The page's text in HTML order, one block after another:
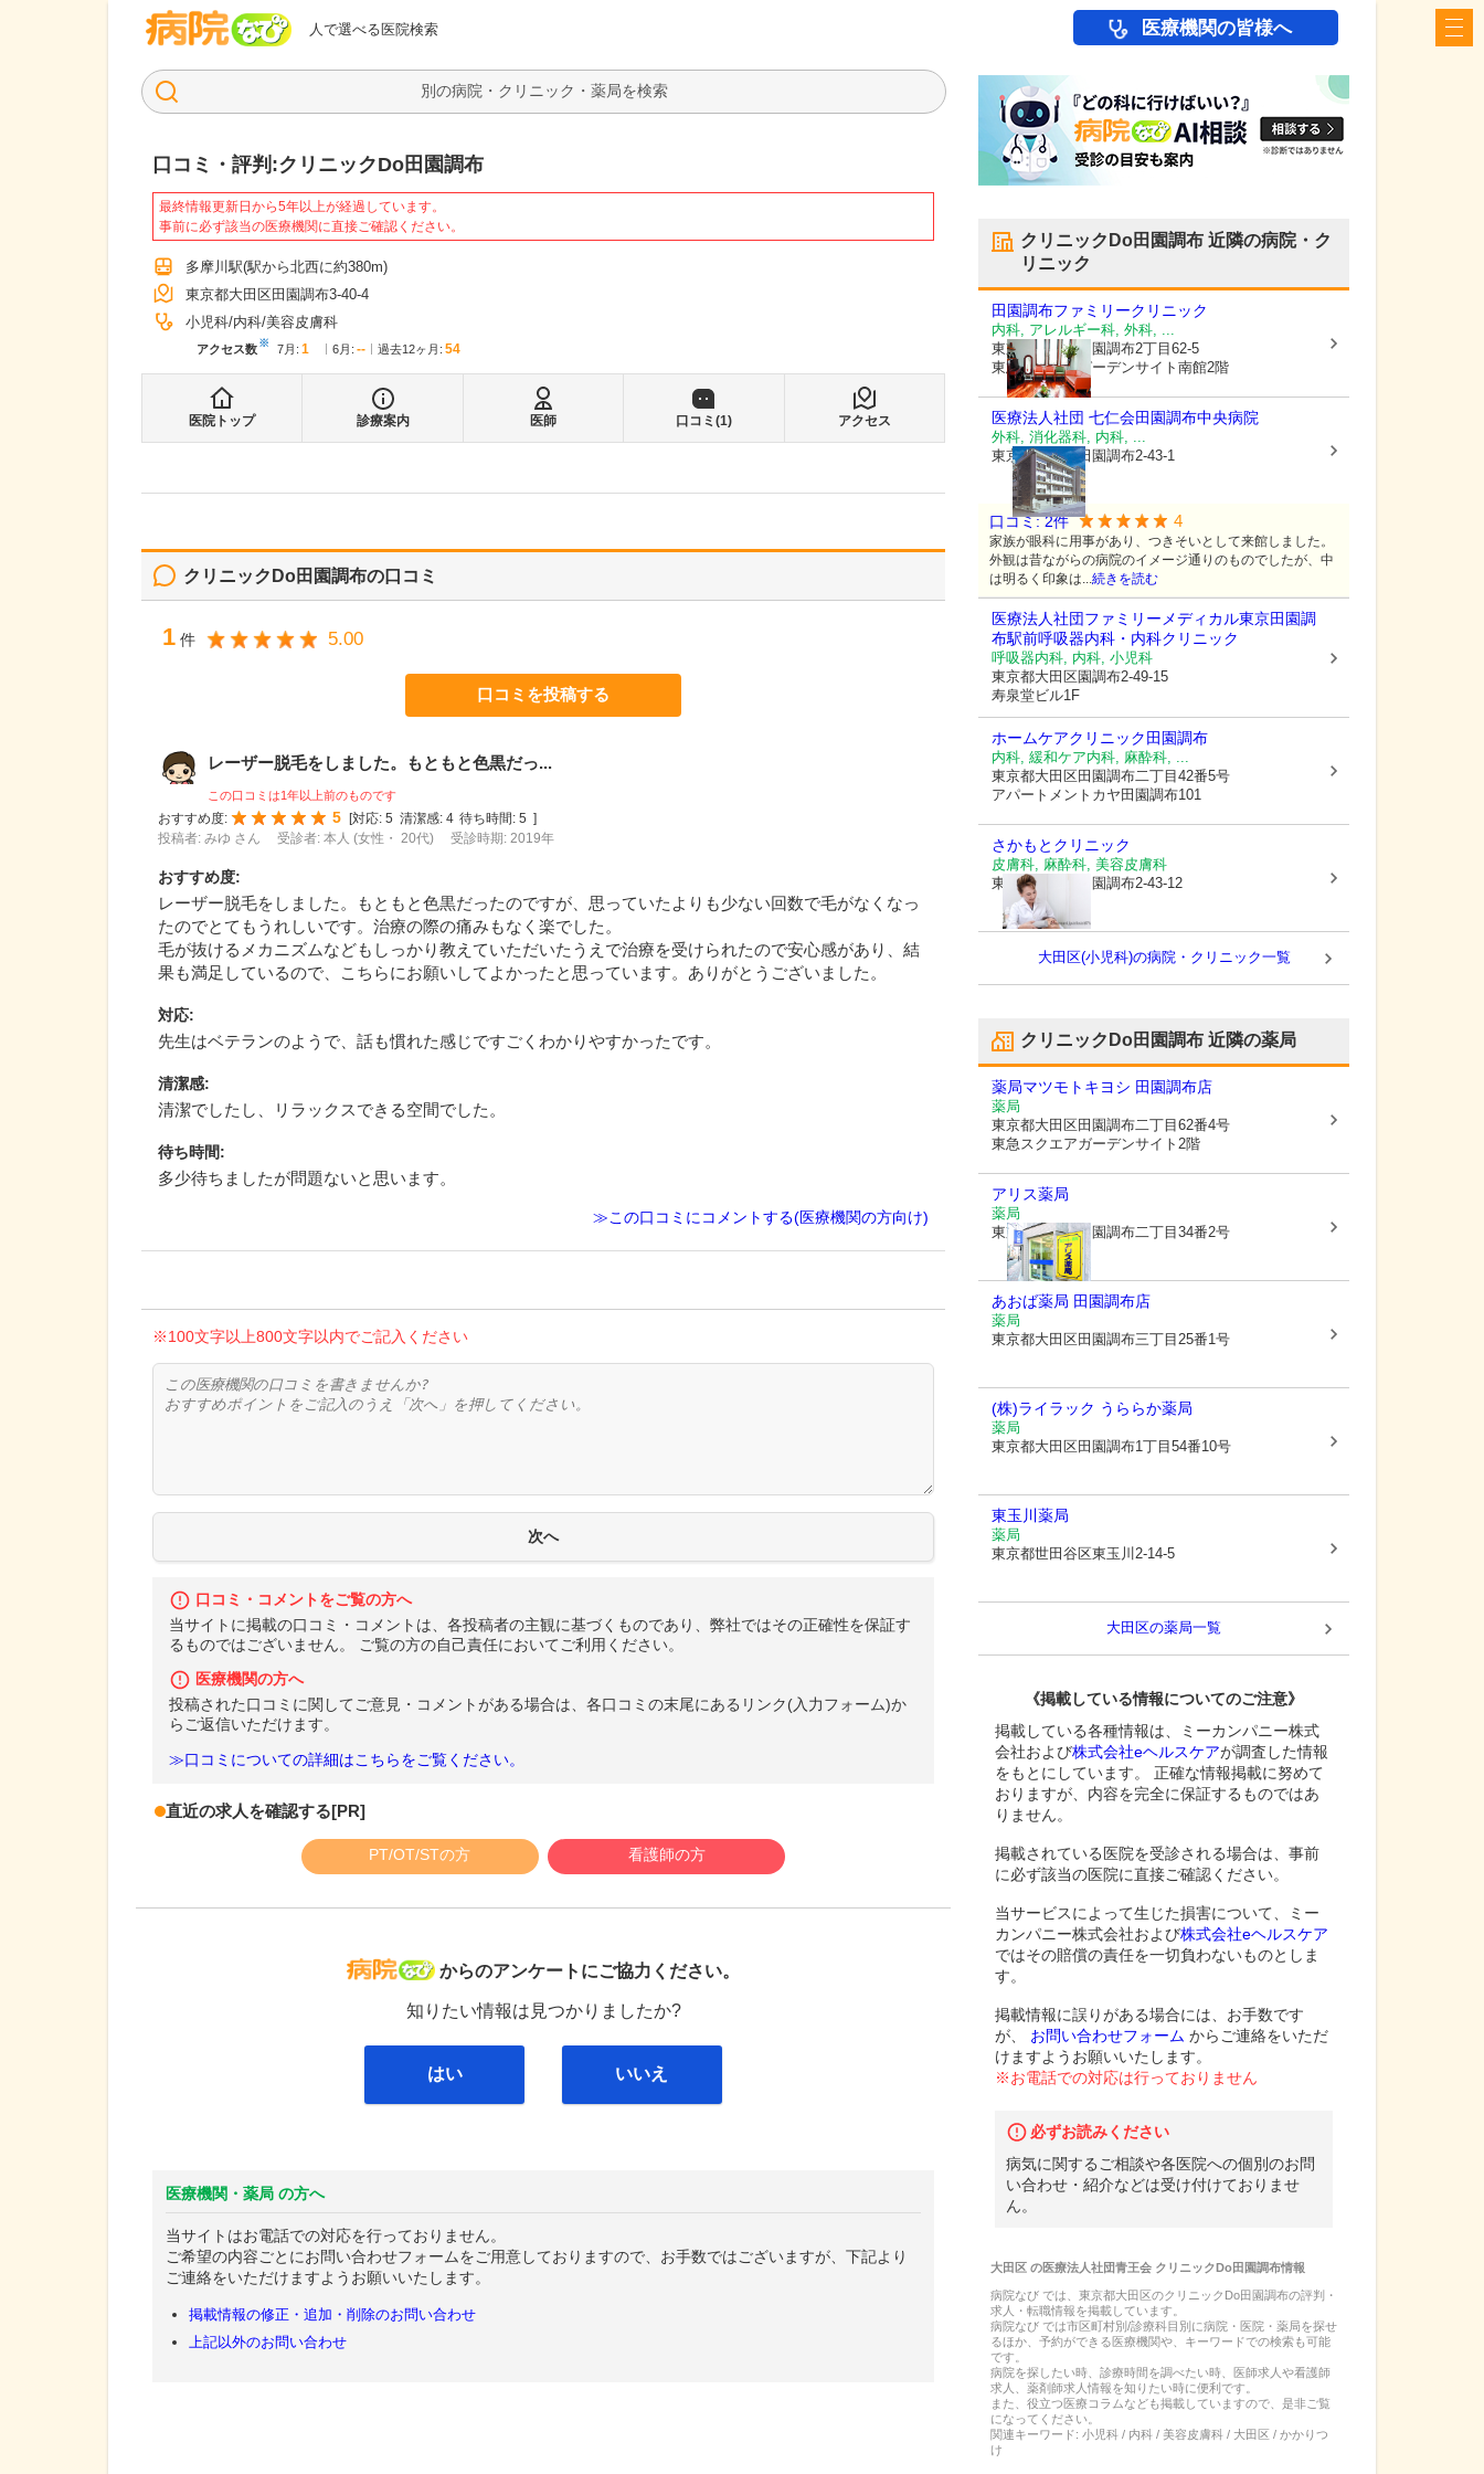
人で選べる医院検索
病院なび 医療機関の皆様へ
検索
口コミ・評判:クリニックDo田園調布
最終情報更新日から5年以上が経過しています。
事前に必ず該当の医療機関に直接ご確認ください。
多摩川駅(駅から北西に約380m)
東京都大田区田園調布3-40-4
小児科 内科 美容皮膚科
アクセス数※ 7月 : 1 6月 : -- 過去12ヶ月: 54
医院トップ 診療案内 医師 口コミ(1) アクセス
クリニックDo田園調布の口コミ
1 件 5.00
口コミを投稿する
レーザー脱毛をしました。もともと色黒だっ...
この口コミは1年以上前のものです
おすすめ度:
5 [対応: 5 清潔感: 4 待ち時間: 5 ]
投稿者: みゆ さん
受診者: 本人 (女性・ 20代) 受診時期: 2019年
おすすめ度:
レーザー脱毛をしました。もともと色黒だったのですが、思っていたよりも少ない回数で毛がなくなっ
たのでとてもうれしいです。治療の際の痛みもなく楽でした。
毛が抜けるメカニズムなどもしっかり教えていただいたうえで治療を受けられたので安心感があり、結
果も満足しているので、こちらにお願いしてよかったと思っています。ありがとうございました。
対応:
先生はベテランのようで、話も慣れた感じですごくわかりやすかったです。
清潔感:
清潔でしたし、リラックスできる空間でした。
待ち時間:
多少待ちましたが問題ないと思います。
≫この口コミにコメントする(医療機関の方向け)
※100文字以上800文字以内でご記入ください
口コミ・コメントをご覧の方へ
当サイトに掲載の口コミ・コメントは、各投稿者の主観に基づくものであり、弊社ではその正確性を保証す
るものではございません。 ご覧の方の自己責任においてご利用ください。
医療機関の方へ
投稿された口コミに関してご意見・コメントがある場合は、各口コミの末尾にあるリンク(入力フォーム)か
らご返信いただけます。
≫口コミについての詳細はこちらをご覧ください。
直近の求人を確認する[PR]
PT/OT/STの方 看護師の方
病院なび
からのアンケートにご協力ください。
知りたい情報は見つかりましたか?
はい いいえ
医療機関・薬局 の方へ
当サイトはお電話での対応を行っておりません。
ご希望の内容ごとにお問い合わせフォームをご用意しておりますので、お手数ではございますが、下記より
ご連絡をいただけますようお願いいたします。
掲載情報の修正・追加・削除のお問い合わせ
上記以外のお問い合わせ
クリニックDo田園調布 近隣の病院・ク
リニック
田園調布ファミリークリニック
内科, アレルギー科, 外科, ...
東京都大田区田園調布2丁目62-5
東急スクエアガーデンサイト南館2階
医療法人社団 七仁会田園調布中央病院
外科, 消化器科, 内科, ...
東京都大田区田園調布2-43-1
口コミ:2件 4
家族が眼科に用事があり、つきそいとして来館しました。
外観は昔ながらの病院のイメージ通りのものでしたが、中
は明るく印象は...続きを読む
医療法人社団ファミリーメディカル東京田園調
布駅前呼吸器内科・内科クリニック
呼吸器内科, 内科, 小児科
東京都大田区園調布2-49-15
寿泉堂ビル1F
ホームケアクリニック田園調布
内科, 緩和ケア内科, 麻酔科, ...
東京都大田区田園調布二丁目42番5号
アパートメントカヤ田園調布101
さかもとクリニック
皮膚科, 麻酔科, 美容皮膚科
東京都大田区
田園調布2-43-12
大田区(小児科)の病院・クリニック一覧
クリニックDo田園調布 近隣の薬局
薬局マツモトキヨシ 田園調布店
薬局
東京都大田区田園調布二丁目62番4号
東急スクエアガーデンサイト2階
アリス薬局
薬局
東京都大田区田園調布二丁目34番2号
あおば薬局 田園調布店
薬局
東京都大田区田園調布三丁目25番1号
(株)ライラック うららか薬局
薬局
東京都大田区田園調布1丁目54番10号
東玉川薬局
薬局
東京都世田谷区東玉川2-14-5
大田区の薬局一覧
《掲載している情報についてのご注意》
掲載している各種情報は、ミーカンパニー株式
会社および株式会社eヘルスケアが調査した情報
をもとにしています。 正確な情報掲載に努めて
おりますが、内容を完全に保証するものではあ
りません。
掲載されている医院を受診される場合は、事前
に必ず該当の医院に直接ご確認ください。
当サービスによって生じた損害について、ミー
カンパニー株式会社および株式会社eヘルスケア
ではその賠償の責任を一切負わないものとしま
す。
掲載情報に誤りがある場合には、お手数です
が、
お問い合わせフォーム からご連絡をいただ
けますようお願いいたします。
※お電話での対応は行っておりません
必ずお読みください
病気に関するご相談や各医院への個別のお問
い合わせ・紹介などは受け付けておりませ
ん。
大田区の医療法人社団青王会 クリニックDo田園調布情報
病院なび では、 東京都大田区のクリニックDo田園調布の評判・
求人・転職情報を掲載しています。
病院なび では市区町村別/診療科目別に病院・医院・薬局を探せ
るほか、予約ができる医療機関や、キーワードでの検索も可能
です。
病院を探したい時、診療時間を調べたい時、医師求人や看護師
求人、薬剤師求人情報を知りたい時に便利です。
また、役立つ医療コラムなども掲載していますので、是非ご覧
になってください。
関連キーワード: 小児科 / 内科 / 美容皮膚科 / 大田区 / かかりつ
け